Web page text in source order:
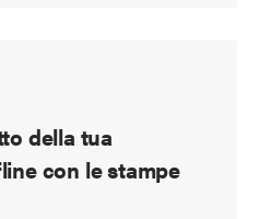
della tua
con le stampe